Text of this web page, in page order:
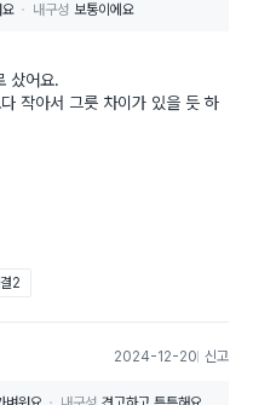
내구성 보통이에요
샀어요.
작아서 그릇 차이가 있을 듯 하
2
2024-12-20 신고